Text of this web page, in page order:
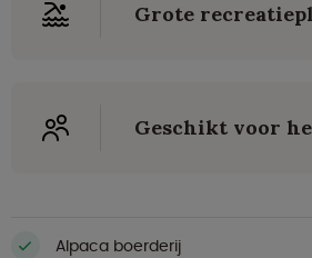
Grote
Geschikt voor
Alpaca boerderij